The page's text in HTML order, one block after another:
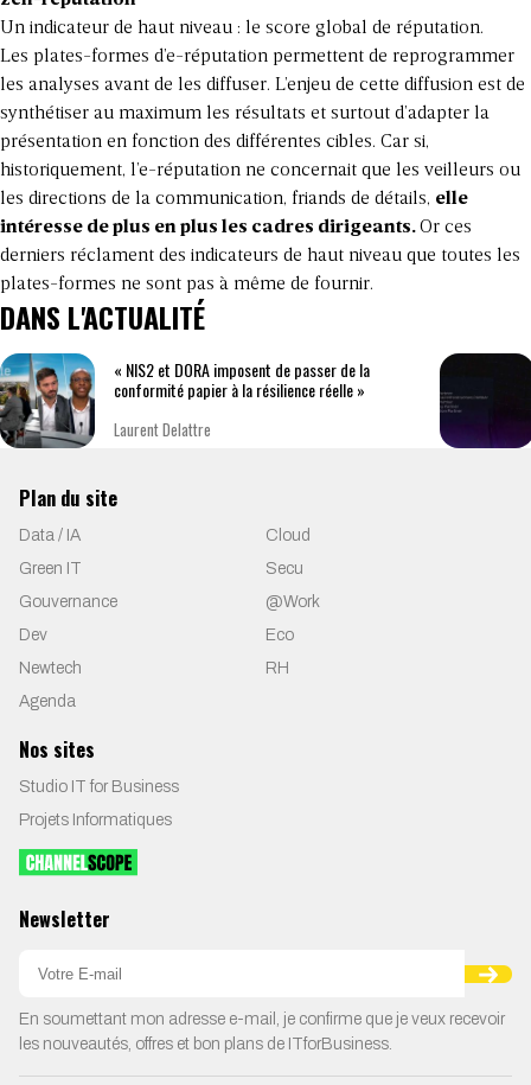
Un indicateur de haut niveau : le score global de réputation.
Les plates-formes d’e-réputation permettent de reprogrammer
les analyses avant de les diffuser. L’enjeu de cette diffusion est de
synthétiser au maximum les résultats et surtout d’adapter la
présentation en fonction des différentes cibles. Car si,
historiquement, l’e-réputation ne concernait que les veilleurs ou
les directions de la communication, friands de détails, elle
intéresse de plus en plus les cadres dirigeants.Or ces
derniers réclament des indicateurs de haut niveau que toutes les
plates-formes ne sont pas à même de fournir.
DANS L'ACTUALITÉ
« NIS2 et DORA imposent de passer de la
conformité papier à la résilience réelle »
Laurent Delattre
Plan du site
Data / IA
Cloud
Green IT
Secu
Gouvernance
@Work
Dev
Eco
Newtech
RH
Agenda
Nos sites
Studio IT for Business
Projets Informatiques
Newsletter
En soumettant mon adresse e-mail, je confirme que je veux recevoir
les nouveautés, offres et bon plans de ITforBusiness.